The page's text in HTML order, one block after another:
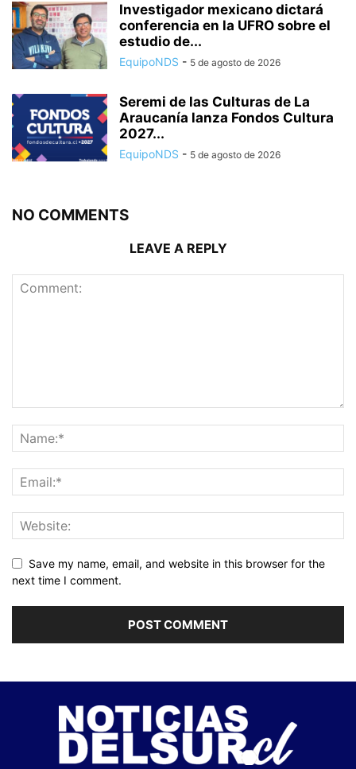
Investigador mexicano dictará
conferencia en la UFRO sobre el
estudio de...
EquipoNDS - 5 de agosto de 2026
Seremi de las Culturas de La
Araucanía lanza Fondos Cultura
2027...
EquipoNDS - 5 de agosto de 2026
NO COMMENTS
LEAVE A REPLY
Save my name, email, and website in this browser for the
next time I comment.